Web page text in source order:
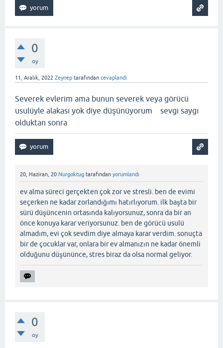
0
oy
11, Aralık, 2022 Zeynep tarafından cevaplandı
Severek evlerim ama bunun severek veya görücü
usulüyle alakası yok diye düşünüyorum sevgi saygı
olduktan sonra
20, Haziran, 20 Nurgoktug tarafından yorumlandı
ev alma süreci gerçekten çok zor ve stresli. ben de evimi
seçerken ne kadar zorlandığımı hatırlıyorum. ilk başta bir
sürü düşüncenin ortasında kalıyorsunuz, sonra da bir an
önce konuya karar veriyorsunuz. ben de görücü usulü
almadım, evi çok sevdim diye almaya karar verdim. sonuçta
bir de çocuklar var, onlara bir ev almanızın ne kadar önemli
olduğunu düşününce, stres biraz da olsa normal geliyor.
0
oy